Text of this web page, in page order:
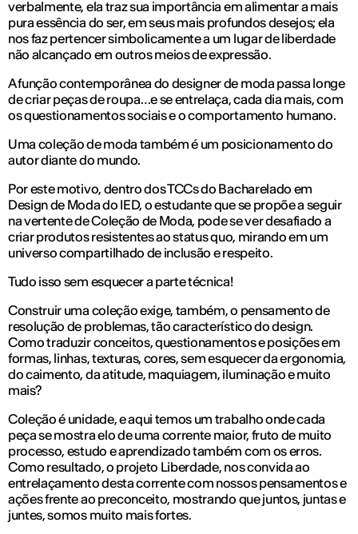
verbalmente, ela traz sua importância em alimentar a mais
pura essência do ser, em seus mais profundos desejos; ela
nos faz pertencer simbolicamente a um lugar de liberdade
não alcançado em outros meios de expressão.
A função contemporânea do designer de moda passa longe
de criar peças de roupa…e se entrelaça, cada dia mais, com
os questionamentos sociais e o comportamento humano.
Uma coleção de moda também é um posicionamento do
autor diante do mundo.
Por este motivo, dentro dos TCCs do Bacharelado em
Design de Moda do IED, o estudante que se propõe a seguir
na vertente de Coleção de Moda, pode se ver desafiado a
criar produtos resistentes ao status quo, mirando em um
universo compartilhado de inclusão e respeito.
Tudo isso sem esquecer a parte técnica!
Construir uma coleção exige, também, o pensamento de
resolução de problemas, tão característico do design.
Como traduzir conceitos, questionamentos e posições em
formas, linhas, texturas, cores, sem esquecer da ergonomia,
do caimento, da atitude, maquiagem, iluminação e muito
mais?
Coleção é unidade, e aqui temos um trabalho onde cada
peça se mostra elo de uma corrente maior, fruto de muito
processo, estudo e aprendizado também com os erros.
Como resultado, o projeto Liberdade, nos convida ao
entrelaçamento desta corrente com nossos pensamentos e
ações frente ao preconceito, mostrando que juntos, juntas e
juntes, somos muito mais fortes.